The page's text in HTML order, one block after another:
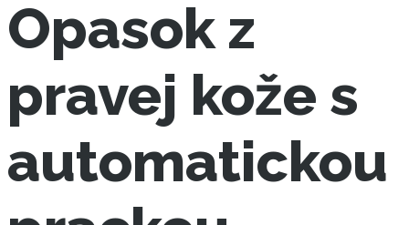
Opasok z
pravej kože s
automatickou